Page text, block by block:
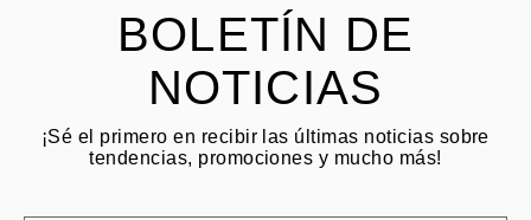
BOLETÍN DE
NOTICIAS
¡Sé el primero en recibir las últimas noticias sobre
tendencias, promociones y mucho más!